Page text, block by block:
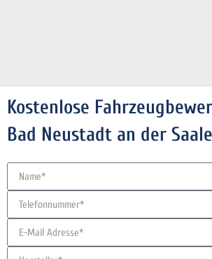
Kostenlose
Bad Neustadt an der Saale